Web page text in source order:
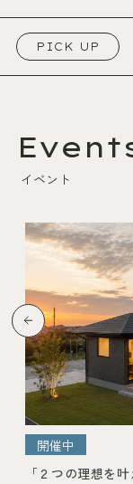
PICK UP
イベント
「 久能ま